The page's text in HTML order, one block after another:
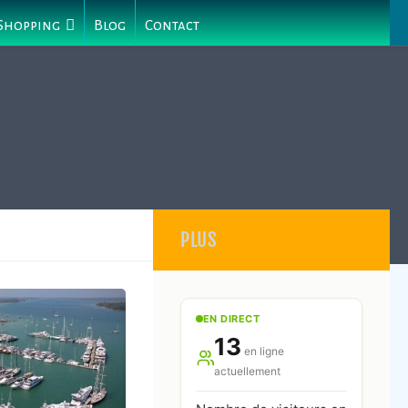
Blog Contact
PLUS
EN DIRECT
13 en ligne
actuellement